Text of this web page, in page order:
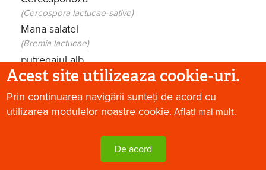
(Cercospora lactucae-sative)
Mana salatei
(Bremia lactucae)
putregaiul alb
(Sclerotinia scleotiorum)
Ceapă
Tratamentele se aplică în intervalul cuprins
de apariția a 6 frunze adevărate și până la
Acest site utilizeaza cookie-uri.
Prin continuarea navigării sunteți de acord cu
utilizarea modulelor noastre cookie. Aflați mai mult.
De acord